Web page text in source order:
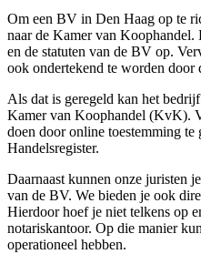
Om een BV in Den Haag op te
naar de Kamer van Koophandel.
en de statuten van de BV op.
ook ondertekend te worden door
Als dat is geregeld kan het
Kamer van Koophandel (KvK).
doen door online toestemming
Handelsregister.
Daarnaast kunnen onze juristen
van de BV. We bieden je ook
Hierdoor hoef je niet telkens op
notariskantoor. Op die manier
operationeel hebben.